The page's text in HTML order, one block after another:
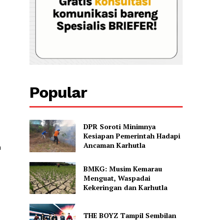
Popular
DPR Soroti Minimnya
Kesiapan Pemerintah Hadapi
Ancaman Karhutla
BMKG: Musim Kemarau
Menguat, Waspadai
Kekeringan dan Karhutla
THE BOYZ Tampil Sembilan